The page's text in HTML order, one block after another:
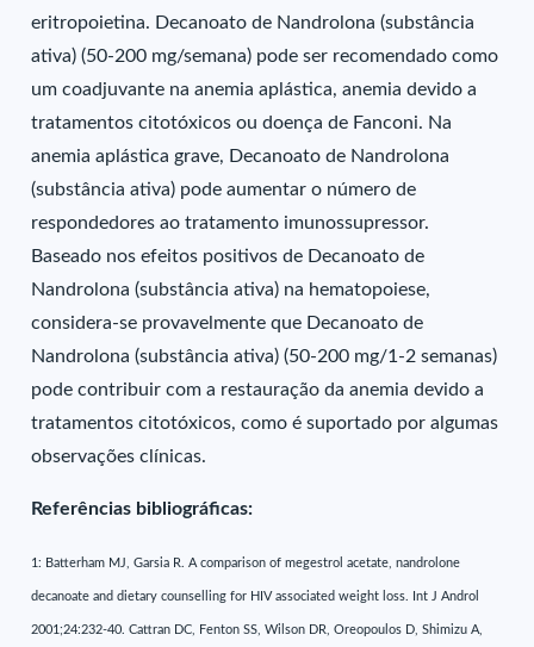
eritropoietina. Decanoato de Nandrolona (substância
ativa) (50-200 mg/semana) pode ser recomendado como
um coadjuvante na anemia aplástica, anemia devido a
tratamentos citotóxicos ou doença de Fanconi. Na
anemia aplástica grave, Decanoato de Nandrolona
(substância ativa) pode aumentar o número de
respondedores ao tratamento imunossupressor.
Baseado nos efeitos positivos de Decanoato de
Nandrolona (substância ativa) na hematopoiese,
considera-se provavelmente que Decanoato de
Nandrolona (substância ativa) (50-200 mg/1-2 semanas)
pode contribuir com a restauração da anemia devido a
tratamentos citotóxicos, como é suportado por algumas
observações clínicas.
Referências bibliográficas:
1: Batterham MJ, Garsia R. A comparison of megestrol acetate, nandrolone
decanoate and dietary counselling for HIV associated weight loss. Int J Androl
2001;24:232-40. Cattran DC, Fenton SS, Wilson DR, Oreopoulos D, Shimizu A,